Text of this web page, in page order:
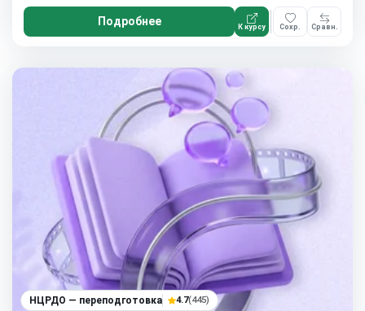
Подробнее К курсу Сохр. Сравн.
НЦРДО — переподготовка 4.7(445)